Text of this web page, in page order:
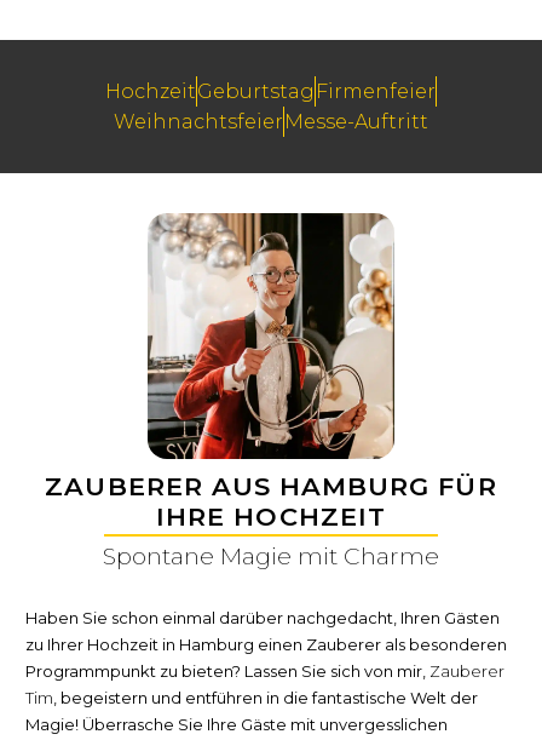
HochzeitGeburtstag Firmenfeier
Weihnachtsfeier Messe-Auftritt
ZAUBERER AUS HAMBURG FÜR
IHRE HOCHZEIT
Spontane Magie mit Charme
Haben Sie schon einmal darüber nachgedacht, Ihren Gästen
zu Ihrer Hochzeit in Hamburg einen Zauberer als besonderen
Programmpunkt zu bieten? Lassen Sie sich von mir, Zauberer
Tim, begeistern und entführen in die fantastische Welt der
Magie! Überrasche Sie Ihre Gäste mit unvergesslichen